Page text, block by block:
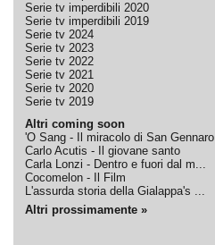
Serie tv imperdibili 2020
Serie tv imperdibili 2019
Serie tv 2024
Serie tv 2023
Serie tv 2022
Serie tv 2021
Serie tv 2020
Serie tv 2019
Altri coming soon
'O Sang - Il miracolo di San Gennaro
Carlo Acutis - Il giovane santo
Carla Lonzi - Dentro e fuori dal m...
Cocomelon - Il Film
L'assurda storia della Gialappa's ...
Altri prossimamente »